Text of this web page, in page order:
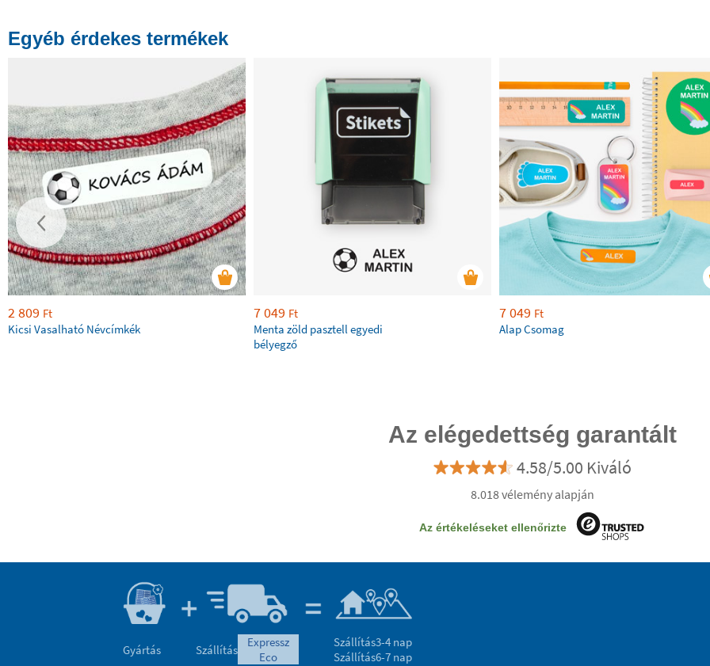
Egyéb érdekes termékek
2 809 Ft
Kicsi Vasalható Névcímkék
7 049 Ft
Menta zöld pasztell egyedi
bélyegző
7 049 Ft
Alap Csomag
Az elégedettség garantált
4.58/5.00 Kiváló
8.018 vélemény alapján
Az értékeléseket ellenőrizte
Gyártás Szállítás
expressz
eco
Szállítás3-4 nap
Szállítás6-7 nap